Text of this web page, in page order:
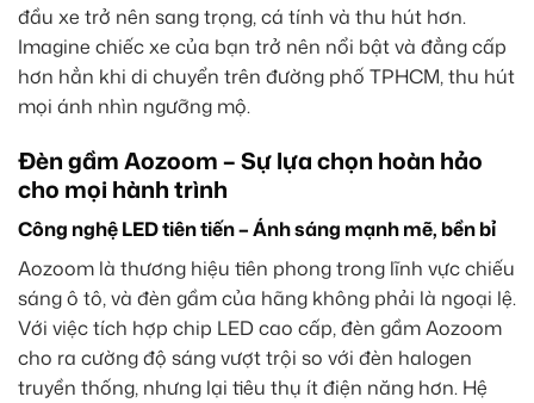
đầu xe trở nên sang trọng, cá tính và thu hút hơn.
Imagine chiếc xe của bạn trở nên nổi bật và đẳng cấp
hơn hẳn khi di chuyển trên đường phố TPHCM, thu hút
mọi ánh nhìn ngưỡng mộ.
Đèn gầm Aozoom – Sự lựa chọn hoàn hảo
cho mọi hành trình
Công nghệ LED tiên tiến – Ánh sáng mạnh mẽ, bền bỉ
Aozoom là thương hiệu tiên phong trong lĩnh vực chiếu
sáng ô tô, và đèn gầm của hãng không phải là ngoại lệ.
Với việc tích hợp chip LED cao cấp, đèn gầm Aozoom
cho ra cường độ sáng vượt trội so với đèn halogen
truyền thống, nhưng lại tiêu thụ ít điện năng hơn. Hệ